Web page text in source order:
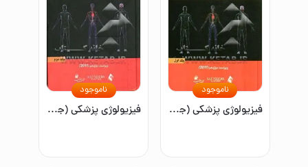
فیزیولوژی پزشکی (جلد اول)
ناموجود
فیزیولوژی پزشکی (جلد دوم)
ناموجود